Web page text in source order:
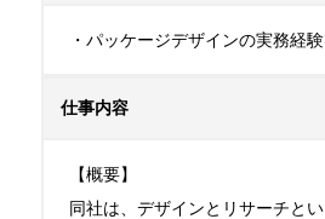
・パッケージデザインの実務経
仕事内容
【概要】
同社は、デザインとリサーチと